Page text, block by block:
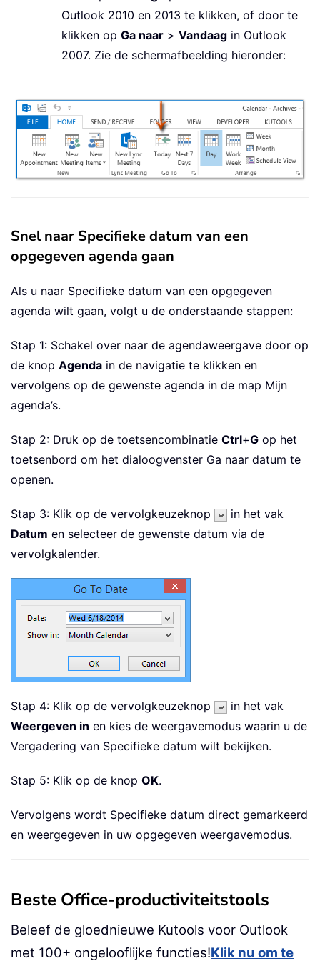
Outlook 2010 en 2013 te klikken, of door te
klikken op Ga naar > Vandaag in Outlook
2007. Zie de schermafbeelding hieronder:
Snel naar Specifieke datum van een
opgegeven agenda gaan
Als u naar Specifieke datum van een opgegeven
agenda wilt gaan, volgt u de onderstaande stappen:
Stap 1: Schakel over naar de agendaweergave door op
de knop Agenda in de navigatie te klikken en
vervolgens op de gewenste agenda in de map Mijn
agenda’s.
Stap 2: Druk op de toetsencombinatie Ctrl+G op het
toetsenbord om het dialoogvenster Ga naar datum te
openen.
Stap 3: Klik op de vervolgkeuzeknop
in het vak
Datum en selecteer de gewenste datum via de
vervolgkalender.
Stap 4: Klik op de vervolgkeuzeknop
in het vak
Weergeven in en kies de weergavemodus waarin u de
Vergadering van Specifieke datum wilt bekijken.
Stap 5: Klik op de knop OK.
Vervolgens wordt Specifieke datum direct gemarkeerd
en weergegeven in uw opgegeven weergavemodus.
Beste Office-productiviteitstools
Beleef de gloednieuwe Kutools voor Outlook
met 100+ ongelooflijke functies!Klik nu om te